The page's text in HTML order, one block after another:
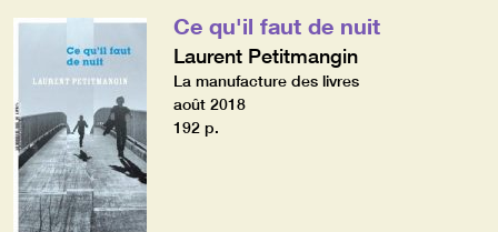
Ce qu'il faut de nuit
Laurent Petitmangin
La manufacture des livres
août 2018
192 p.